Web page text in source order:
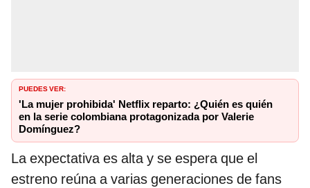
PUEDES VER:
'La mujer prohibida' Netflix reparto: ¿Quién es quién
en la serie colombiana protagonizada por Valerie
Domínguez?
La expectativa es alta y se espera que el
estreno reúna a varias generaciones de fans